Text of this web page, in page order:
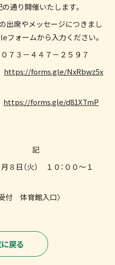
通り開催いたします。
出席やメッセージにつきまし
フォームから入力ください。
４７－２５９７
https://forms.gle/NxRbwz5x
https://forms.gle/d81XTmP
日（火） １０：００～１
体育館入口〉
戻る